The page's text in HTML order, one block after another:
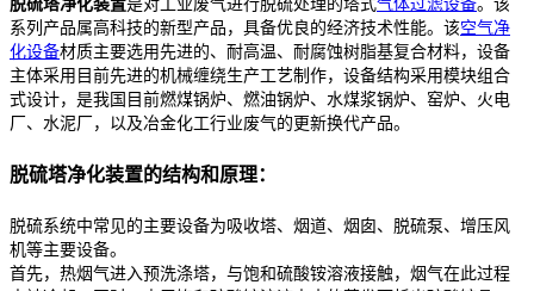
脱硫塔净化装置是对工业废气进行脱硫处理的塔式气体过滤设备。该
系列产品属高科技的新型产品，具备优良的经济技术性能。该空气净
化设备材质主要选用先进的、耐高温、耐腐蚀树脂基复合材料，设备
主体采用目前先进的机械缠绕生产工艺制作，设备结构采用模块组合
式设计，是我国目前燃煤锅炉、燃油锅炉、水煤浆锅炉、窑炉、火电
厂、水泥厂，以及冶金化工行业废气的更新换代产品。
脱硫塔净化装置的结构和原理：
脱硫系统中常见的主要设备为吸收塔、烟道、烟囱、脱硫泵、增压风
机等主要设备。
首先，热烟气进入预洗涤塔，与饱和硫酸铵溶液接触，烟气在此过程